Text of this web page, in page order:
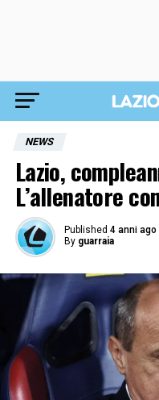
NEWS
Lazio,
L’allenatore
Published 4 anni ago
By guarraia